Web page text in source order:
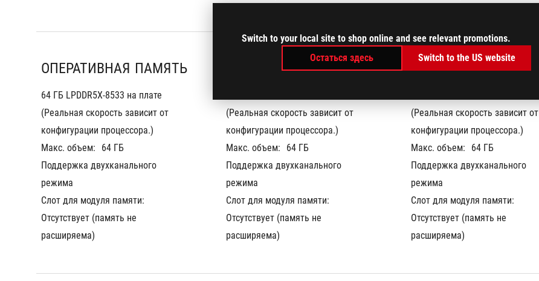
Switch to your local site to shop online and see relevant promotions.
Остаться здесь
Switch to the US website
ОПЕРАТИВНАЯ ПАМЯТЬ
64 ГБ LPDDR5X-8533 на плате
(Реальная скорость зависит от
конфигурации процессора.)
Макс. объем:
64 ГБ
Поддержка двухканального
режима
Слот для модуля памяти:
Отсутствует (память не
расширяема)
(Реальная скорость зависит от
конфигурации процессора.)
Макс. объем:
64 ГБ
Поддержка двухканального
режима
Слот для модуля памяти:
Отсутствует (память не
расширяема)
(Реальная скорость зависит от
конфигурации процессора.)
Макс. объем:
64 ГБ
Поддержка двухканального
режима
Слот для модуля памяти:
Отсутствует (память не
расширяема)